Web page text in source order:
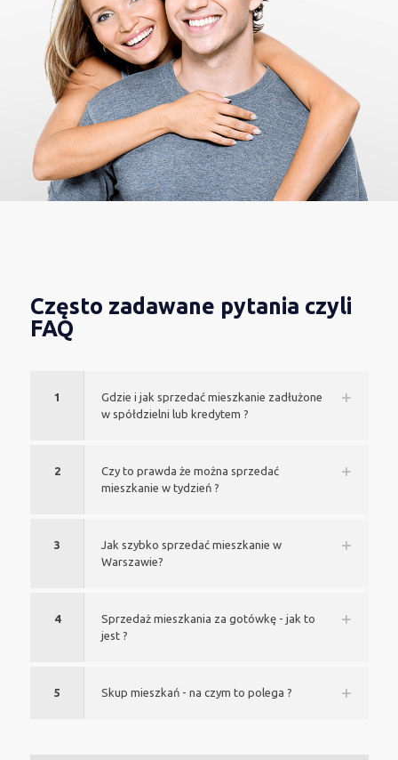
Często zadawane pytania czyli
FAQ
1
Gdzie i jak sprzedać mieszkanie zadłużone
w spółdzielni lub kredytem ?
2
Czy to prawda że można sprzedać
mieszkanie w tydzień ?
3
Jak szybko sprzedać mieszkanie w
Warszawie?
4
Sprzedaż mieszkania za gotówkę - jak to
jest ?
5 Skup mieszkań - na czym to polega ?